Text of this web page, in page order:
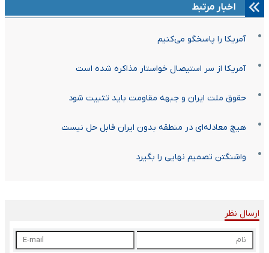
اخبار مرتبط
آمریکا را پاسخگو می‌کنیم
آمریکا از سر استیصال خواستار مذاکره شده است
حقوق ملت ایران و جبهه مقاومت باید تثبیت شود
هیچ معادله‌ای در منطقه بدون ایران قابل حل نیست
واشنگتن تصمیم نهایی را بگیرد
ارسال نظر